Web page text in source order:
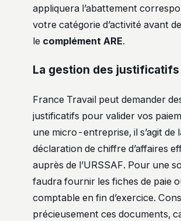
appliquera l’abattement
votre catégorie d’activité avant
le complément ARE.
La gestion des justificatifs
France Travail peut demander
justificatifs pour valider vos
une micro-entreprise, il s’agit de
déclaration de chiffre d’affaires
auprès de l’URSSAF. Pour une
faudra fournir les fiches de paie
comptable en fin d’exercice.
précieusement ces documents,